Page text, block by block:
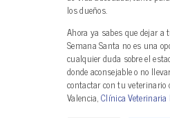
los dueños.
Ahora ya sabes que dejar a
Semana Santa no es una
cualquier duda sobre el
donde aconsejable o no
contactar con tu veterinario
Valencia,Clínica Veterinaria